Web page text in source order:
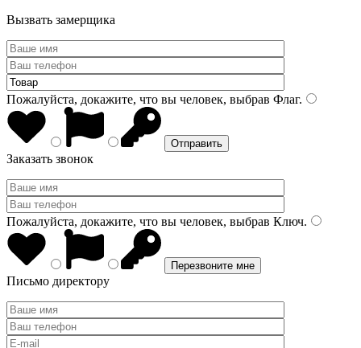
Вызвать замерщика
Пожалуйста, докажите, что вы человек, выбрав Флаг.
Заказать звонок
Пожалуйста, докажите, что вы человек, выбрав Ключ.
Письмо директору